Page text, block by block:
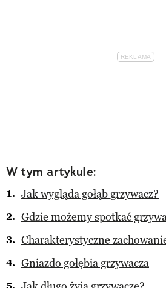
W tym artykule:
Jak wygląda gołąb grzywacz?
Gdzie możemy spotkać
Charakterystyczne
Gniazdo gołębia grzywacza